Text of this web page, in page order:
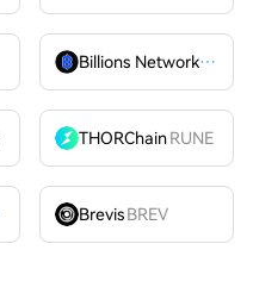
Billions Network
BILL
THORChain RUNE
VELODROME
Brevis BREV